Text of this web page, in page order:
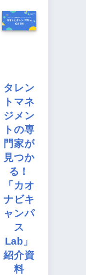
タレン
トマネ
ジメン
トの専
門家が
見つか
る！
「カオ
ナビキ
ャンパ
ス
Lab」
紹介資
料